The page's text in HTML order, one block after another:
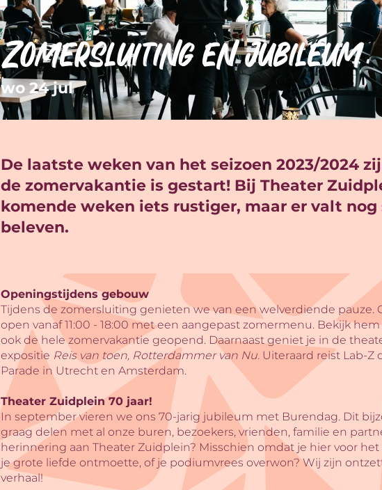
Zomersluiting en jubileum
wo 24 jul
De laatste weken van het seizoen 2023/2024
de zomervakantie is gestart! Bij Theater
komende weken iets rustiger, maar er valt
beleven.
Openingstijdens gebouw
Tijdens de zomersluiting genieten we van een welverdiende pauze.
open vanaf 11:00 - 18:00 met een aangepast zomermenu. Bekijk hem
ook de hele zomervakantie geopend. Daarnaast geniet je in de
expositie Reis van toen, Rotterdammer van Nu. Uiteraard reist Lab-Z
Parade in Utrecht en Amsterdam.
Theater Zuidplein 70 jaar!
In september vieren we ons 70-jarig jubileum met Burendag. Dit
graag delen met al onze buren, bezoekers, vrienden, familie en
herinnering aan Theater Zuidplein? Misschien omdat je hier voor
je grote liefde ontmoette, of je podiumvrees overwon? Wij zijn
verhaal!